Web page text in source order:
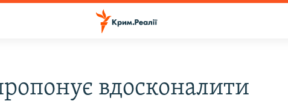
вдосконалити